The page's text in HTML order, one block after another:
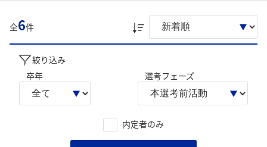
全6件
絞り込み
卒年
選考フェーズ
内定者のみ